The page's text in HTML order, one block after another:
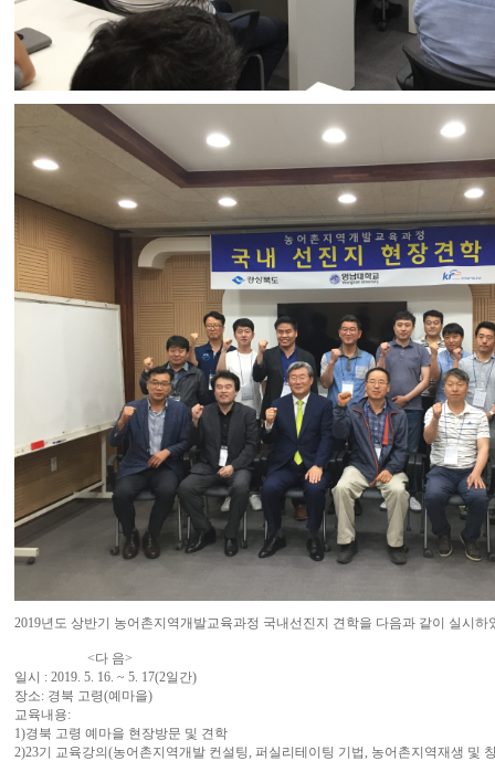
2019년도 상반기 농어촌지역개발교육과정 국내선진지 견학을 다음과 같이 실시하
<다 음>
일시 : 2019. 5. 16. ~ 5. 17(2일간)
장소: 경북 고령(예마을)
교육내용:
1)경북 고령 예마을 현장방문 및 견학
2)23기 교육강의(농어촌지역개발 컨설팅, 퍼실리테이팅 기법, 농어촌지역재생 및